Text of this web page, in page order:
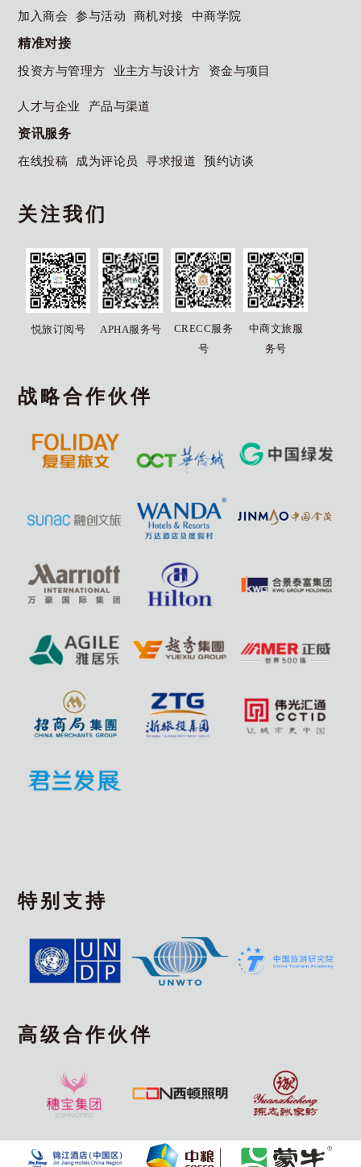
加入商会 参与活动 商机对接 中商学院
精准对接
投资方与管理方 业主方与设计方 资金与项目
人才与企业 产品与渠道
资讯服务
在线投稿 成为评论员 寻求报道 预约访谈
关注我们
悦旅订阅号 APHA服务号
CRECC服务
号
中商文旅服
务号
战略合作伙伴
特别支持
高级合作伙伴